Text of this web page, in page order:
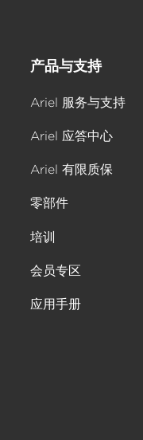
产品与支持
Ariel 服务与支持
Ariel 应答中心
Ariel 有限质保
零部件
培训
会员专区
应用手册